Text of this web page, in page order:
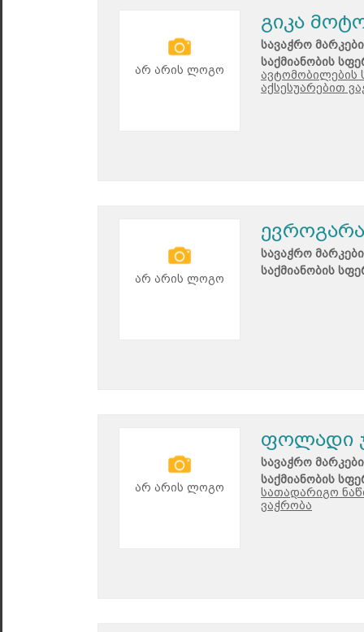
არ არის ლოგო
გიკა
სავაჭრო
საქმიანობის
ავტომობილების
აქსესუარებით
არ არის ლოგო
სავაჭრო
საქმიანობის
არ არის ლოგო
ფოლადი
სავაჭრო
საქმიანობის
სათადარიგო
ვაჭრობა